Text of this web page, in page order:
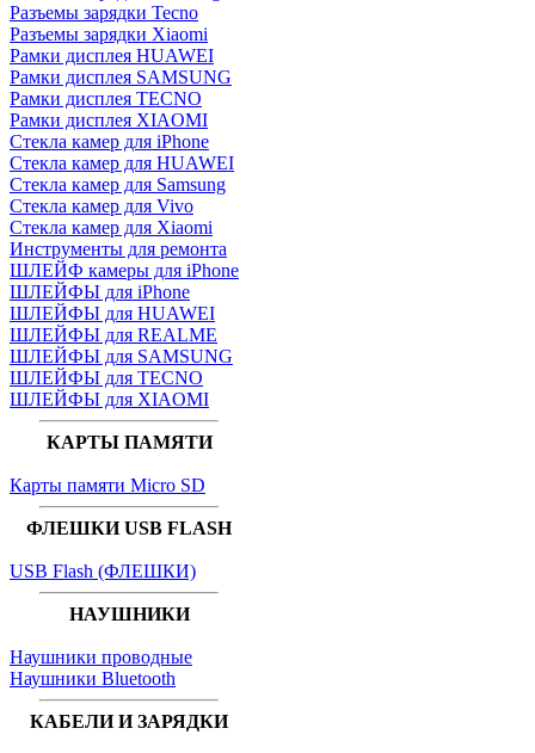
Разъемы зарядки Tecno
Разъемы зарядки Xiaomi
Рамки дисплея HUAWEI
Рамки дисплея SAMSUNG
Рамки дисплея TECNO
Рамки дисплея XIAOMI
Стекла камер для iPhone
Стекла камер для HUAWEI
Стекла камер для Samsung
Стекла камер для Vivo
Стекла камер для Xiaomi
Инструменты для ремонта
ШЛЕЙФ камеры для iPhone
ШЛЕЙФЫ для iPhone
ШЛЕЙФЫ для HUAWEI
ШЛЕЙФЫ для REALME
ШЛЕЙФЫ для SAMSUNG
ШЛЕЙФЫ для TECNO
ШЛЕЙФЫ для XIAOMI
КАРТЫ ПАМЯТИ
Карты памяти Micro SD
ФЛЕШКИ USB FLASH
USB Flash (ФЛЕШКИ)
НАУШНИКИ
Наушники проводные
Наушники Bluetooth
КАБЕЛИ И ЗАРЯДКИ